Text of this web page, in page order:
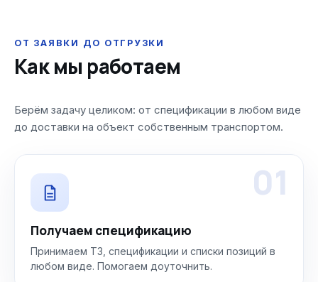
ОТ ЗАЯВКИ ДО ОТГРУЗКИ
Как мы работаем
Берём задачу целиком: от спецификации в любом виде
до доставки на объект собственным транспортом.
01
Получаем спецификацию
Принимаем ТЗ, спецификации и списки позиций в
любом виде. Помогаем доуточнить.